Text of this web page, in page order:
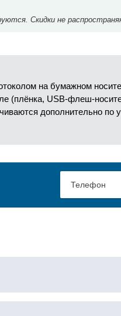
Скидки не
на бумажном
(плёнка, USB-флеш-
дополнительно